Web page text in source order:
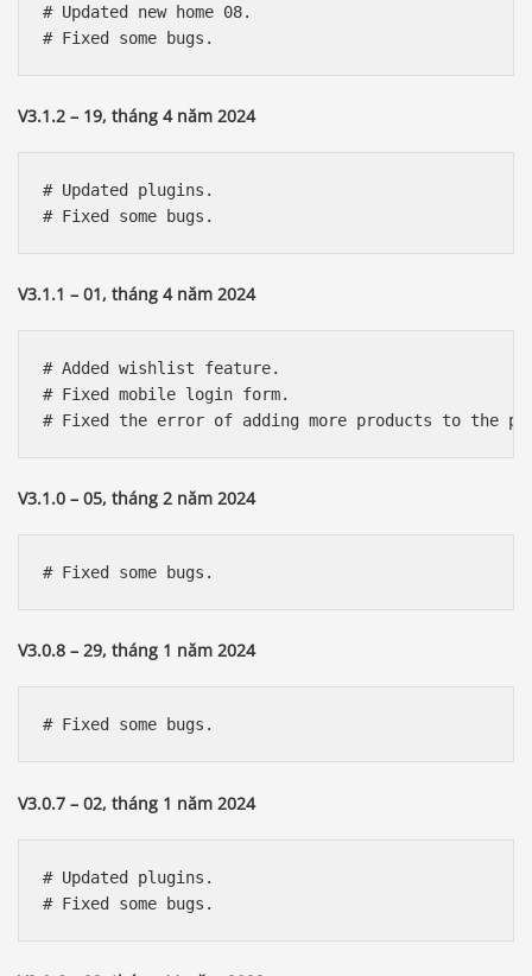
# Updated new home 08.
V3.1.2 – 19, tháng 4 năm 2024
# Updated plugins.
V3.1.1 – 01, tháng 4 năm 2024
# Added wishlist feature.
# Fixed mobile login form.
V3.1.0 – 05, tháng 2 năm 2024
V3.0.8 – 29, tháng 1 năm 2024
V3.0.7 – 02, tháng 1 năm 2024
# Updated plugins.